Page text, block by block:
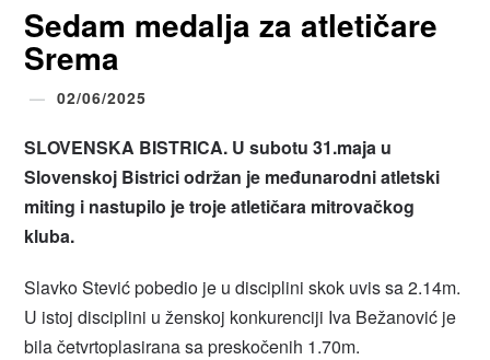
Sedam medalja za atletičare
Srema
02/06/2025
SLOVENSKA BISTRICA. U subotu 31.maja u
Slovenskoj Bistrici održan je međunarodni atletski
miting i nastupilo je troje atletičara mitrovačkog
kluba.
Slavko Stević pobedio je u disciplini skok uvis sa 2.14m.
U istoj disciplini u ženskoj konkurenciji Iva Bežanović je
bila četvrtoplasirana sa preskočenih 1.70m.